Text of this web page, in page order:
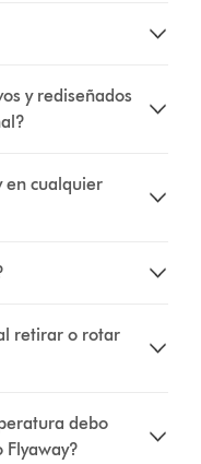
y rediseñados
en cualquier
retirar o rotar
debo
Flyaway?